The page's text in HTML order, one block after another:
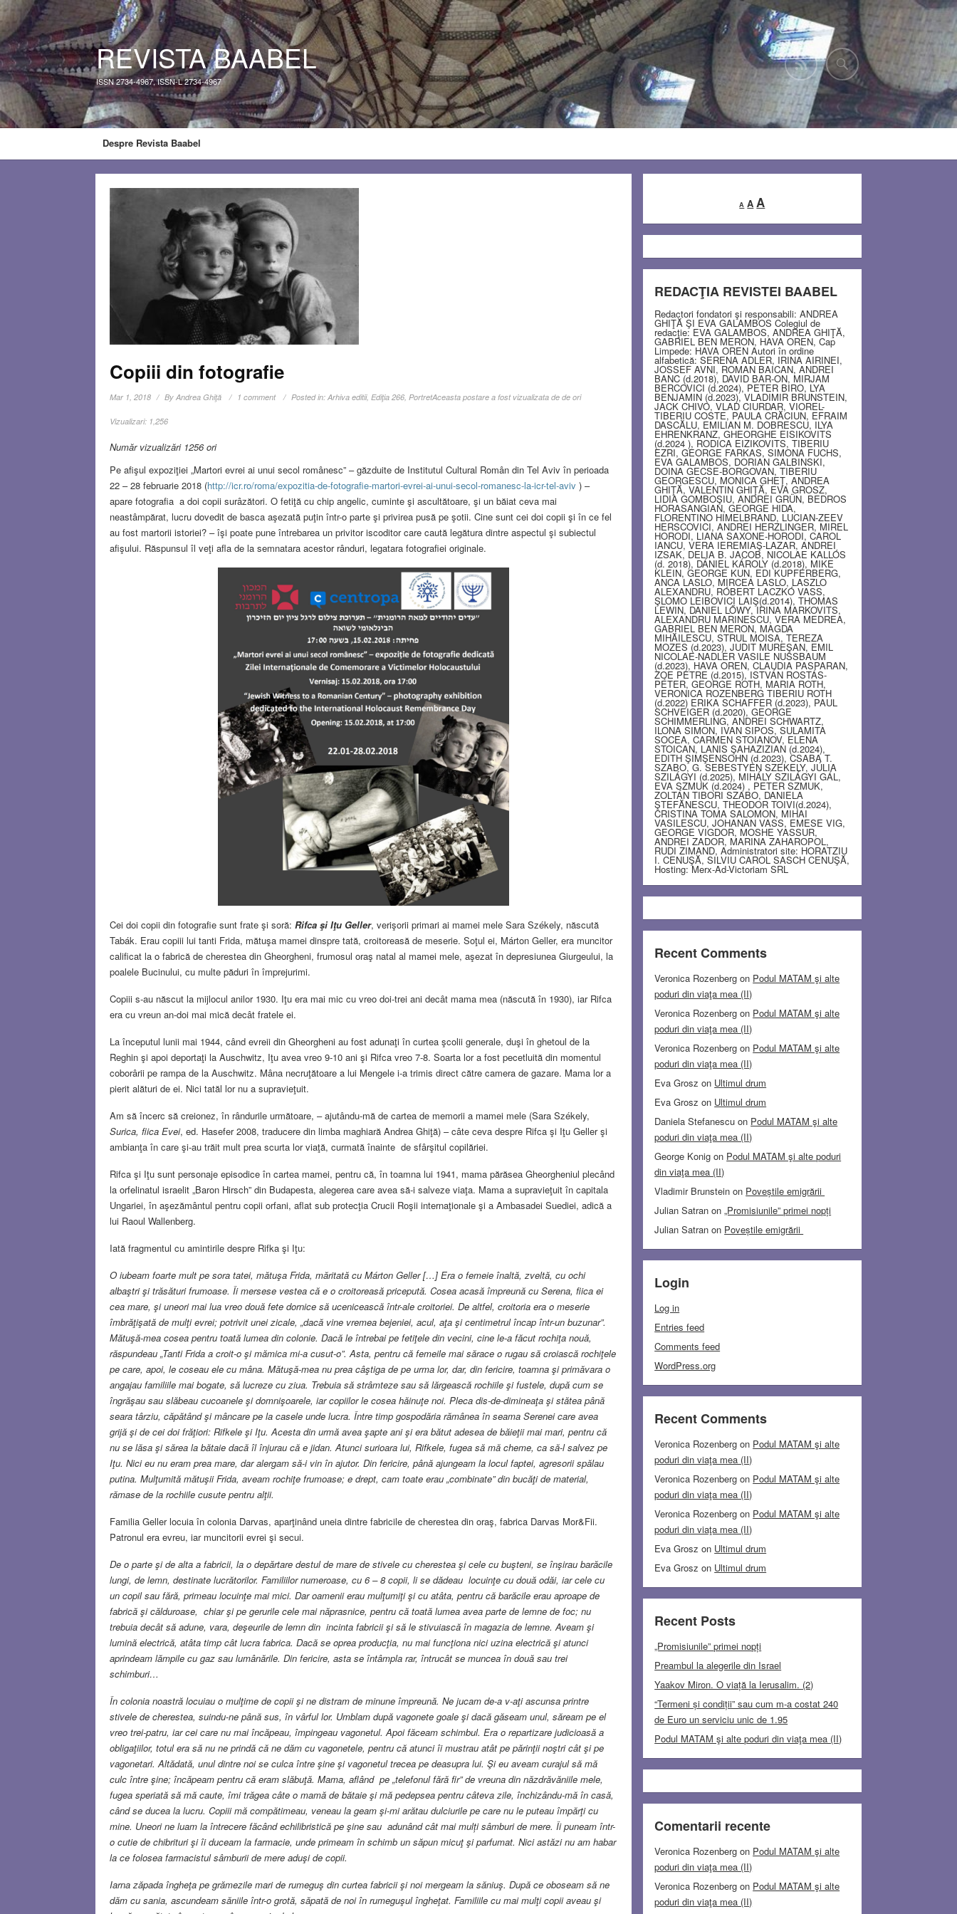
REVISTA BAABEL
ISSN 2734-4967, ISSN-L 2734-4967
Despre Revista Baabel
Copiii din fotografie
Mar 1, 2018 ByAndrea Ghiţă 1 comment Posted in:Arhiva editii,Ediţia 266,PortretAceasta postare a fost vizualizata de de ori
Vizualizari: 1,256
Număr vizualizări 1256 ori
Pe afişul expoziţiei „Martori evrei ai unui secol românesc” – găzduite de Institutul Cultural Român din Tel Aviv în perioada
22 – 28 februarie 2018 (http://icr.ro/roma/expozitia-de-fotografie-martori-evrei-ai-unui-secol-romanesc-la-icr-tel-aviv ) –
apare fotografia a doi copii surâzători. O fetiţă cu chip angelic, cuminte şi ascultătoare, şi un băiat ceva mai
neastâmpărat, lucru dovedit de basca aşezată puţin într-o parte şi privirea pusă pe şotii. Cine sunt cei doi copii şi în ce fel
au fost martorii istoriei? – îşi poate pune întrebarea un privitor iscoditor care caută legătura dintre aspectul şi subiectul
afişului. Răspunsul îl veţi afla de la semnatara acestor rânduri, legatara fotografiei originale.
Cei doi copii din fotografie sunt frate şi soră:Rifca şi Iţu Geller, verişorii primari ai mamei mele Sara Székely, născută
Tabák. Erau copiii lui tanti Frida, mătuşa mamei dinspre tată, croitoreasă de meserie. Soţul ei, Márton Geller, era muncitor
calificat la o fabrică de cherestea din Gheorgheni, frumosul oraş natal al mamei mele, aşezat în depresiunea Giurgeului, la
poalele Bucinului, cu multe păduri în împrejurimi.
Copiii s-au născut la mijlocul anilor 1930. Iţu era mai mic cu vreo doi-trei ani decât mama mea (născută în 1930), iar Rifca
era cu vreun an-doi mai mică decât fratele ei.
La începutul lunii mai 1944, când evreii din Gheorgheni au fost adunaţi în curtea şcolii generale, duşi în ghetoul de la
Reghin şi apoi deportaţi la Auschwitz, Iţu avea vreo 9-10 ani şi Rifca vreo 7-8. Soarta lor a fost pecetluită din momentul
coborârii pe rampa de la Auschwitz. Mâna necruţătoare a lui Mengele i-a trimis direct către camera de gazare. Mama lor a
pierit alături de ei. Nici tatăl lor nu a supravieţuit.
Am să încerc să creionez, în rândurile următoare, – ajutându-mă de cartea de memorii a mamei mele (Sara Székely,
Surica, fiica Evei, ed. Hasefer 2008, traducere din limba maghiară Andrea Ghiţă) – câte ceva despre Rifca şi Iţu Geller şi
ambianţa în care şi-au trăit mult prea scurta lor viaţă, curmată înainte de sfârşitul copilăriei.
Rifca şi Iţu sunt personaje episodice în cartea mamei, pentru că, în toamna lui 1941, mama părăsea Gheorgheniul plecând
la orfelinatul israelit „Baron Hirsch” din Budapesta, alegerea care avea să-i salveze viaţa. Mama a supravieţuit în capitala
Ungariei, în aşezământul pentru copii orfani, aflat sub protecţia Crucii Roşii internaţionale şi a Ambasadei Suediei, adică a
lui Raoul Wallenberg.
Iată fragmentul cu amintirile despre Rifka şi Iţu:
O iubeam foarte mult pe sora tatei, mătuşa Frida, măritată cu Márton Geller […] Era o femeie înaltă, zveltă, cu ochi
albaştri şi trăsături frumoase. Îi mersese vestea că e o croitoreasă pricepută. Cosea acasă împreună cu Serena, fiica ei
cea mare, şi uneori mai lua vreo două fete dornice să ucenicească într-ale croitoriei. De altfel, croitoria era o meserie
îmbrăţişată de mulţi evrei; potrivit unei zicale, „dacă vine vremea bejeniei, acul, aţa şi centimetrul încap într-un buzunar”.
Mătuşă-mea cosea pentru toată lumea din colonie. Dacă le întrebai pe fetiţele din vecini, cine le-a făcut rochiţa nouă,
răspundeau „Tanti Frida a croit-o şi mămica mi-a cusut-o”. Asta, pentru că femeile mai sărace o rugau să croiască rochiţele
pe care, apoi, le coseau ele cu mâna. Mătuşă-mea nu prea câştiga de pe urma lor, dar, din fericire, toamna şi primăvara o
angajau familiile mai bogate, să lucreze cu ziua. Trebuia să strâmteze sau să lărgească rochiile şi fustele, după cum se
îngrăşau sau slăbeau cucoanele şi domnişoarele, iar copiilor le cosea hăinuţe noi. Pleca dis-de-dimineaţa şi stătea până
seara târziu, căpătând şi mâncare pe la casele unde lucra. Între timp gospodăria rămânea în seama Serenei care avea
grijă şi de cei doi frăţiori: Rifkele şi Iţu. Acesta din urmă avea şapte ani şi era bătut adesea de băieţii mai mari, pentru că
nu se lăsa şi sărea la bătaie dacă îl înjurau că e jidan. Atunci surioara lui, Rifkele, fugea să mă cheme, ca să-l salvez pe
Iţu. Nici eu nu eram prea mare, dar alergam să-i vin în ajutor. Din fericire, până ajungeam la locul faptei, agresorii spălau
putina. Mulţumită mătuşii Frida, aveam rochiţe frumoase; e drept, cam toate erau „combinate” din bucăţi de material,
rămase de la rochiile cusute pentru alţii.
Familia Geller locuia în colonia Darvas, aparţinând uneia dintre fabricile de cherestea din oraş, fabrica Darvas Mor&Fii.
Patronul era evreu, iar muncitorii evrei şi secui.
De o parte şi de alta a fabricii, la o depărtare destul de mare de stivele cu cherestea şi cele cu buşteni, se înşirau barăcile
lungi, de lemn, destinate lucrătorilor. Familiilor numeroase, cu 6 – 8 copii, li se dădeau locuinţe cu două odăi, iar cele cu
un copil sau fără, primeau locuinţe mai mici. Dar oamenii erau mulţumiţi şi cu atâta, pentru că barăcile erau aproape de
fabrică şi călduroase, chiar şi pe gerurile cele mai năprasnice, pentru că toată lumea avea parte de lemne de foc; nu
trebuia decât să adune, vara, deşeurile de lemn din incinta fabricii şi să le stivuiască în magazia de lemne. Aveam şi
lumină electrică, atâta timp cât lucra fabrica. Dacă se oprea producţia, nu mai funcţiona nici uzina electrică şi atunci
aprindeam lămpile cu gaz sau lumânările. Din fericire, asta se întâmpla rar, întrucât se muncea în două sau trei
schimburi…
În colonia noastră locuiau o mulţime de copii şi ne distram de minune împreună. Ne jucam de-a v-aţi ascunsa printre
stivele de cherestea, suindu-ne până sus, în vârful lor. Umblam după vagonete goale şi dacă găseam unul, săream pe el
vreo trei-patru, iar cei care nu mai încăpeau, împingeau vagonetul. Apoi făceam schimbul. Era o repartizare judicioasă a
obligaţiilor, totul era să nu ne prindă că ne dăm cu vagonetele, pentru că atunci îi mustrau atât pe părinţii noştri cât şi pe
vagonetari. Altădată, unul dintre noi se culca între şine şi vagonetul trecea pe deasupra lui. Şi eu aveam curajul să mă
culc între şine; încăpeam pentru că eram slăbuţă. Mama, aflând pe „telefonul fără fir” de vreuna din năzdrăvăniile mele,
fugea speriată să mă caute, îmi trăgea câte o mamă de bătaie şi mă pedepsea pentru câteva zile, închizându-mă în casă,
când se ducea la lucru. Copiii mă compătimeau, veneau la geam şi-mi arătau dulciurile pe care nu le puteau împărţi cu
mine. Uneori ne luam la întrecere făcând echilibristică pe şine sau adunând cât mai mulți sâmburi de mere. Îi puneam într-
o cutie de chibrituri şi îi duceam la farmacie, unde primeam în schimb un săpun micuţ şi parfumat. Nici astăzi nu am habar
la ce folosea farmacistul sâmburii de mere aduşi de copii.
Iarna zăpada îngheţa pe grămezile mari de rumeguş din curtea fabricii şi noi mergeam la săniuş. După ce oboseam să ne
dăm cu sania, ascundeam săniile într-o grotă, săpată de noi în rumeguşul îngheţat. Familiile cu mai mulţi copii aveau şi
A
Decrease
font
A Reset
AIncrease
font
REDACŢIA REVISTEI BAABEL
Redactori fondatori şi responsabili: ANDREA
GHIŢĂ ŞI EVA GALAMBOS Colegiul de
redacţie: EVA GALAMBOS, ANDREA GHIŢĂ,
GABRIEL BEN MERON, HAVA OREN, Cap
Limpede: HAVA OREN Autori în ordine
alfabetică: SERENA ADLER, IRINA AIRINEI,
JOSSEF AVNI, ROMAN BAICAN, ANDREI
BANC (d.2018), DAVID BAR-ON, MIRJAM
BERCOVICI (d.2024), PETER BIRO, LYA
BENJAMIN (d.2023), VLADIMIR BRUNSTEIN,
JACK CHIVO, VLAD CIURDAR, VIOREL-
TIBERIU COSTE, PAULA CRĂCIUN, EFRAIM
DASCĂLU, EMILIAN M. DOBRESCU, ILYA
EHRENKRANZ, GHEORGHE EISIKOVITS
(d.2024 ), RODICA EIZIKOVITS, TIBERIU
EZRI, GEORGE FARKAS, SIMONA FUCHS,
EVA GALAMBOS, DORIAN GALBINSKI,
DOINA GECSE-BORGOVAN, TIBERIU
GEORGESCU, MONICA GHEŢ, ANDREA
GHIŢĂ, VALENTIN GHIŢĂ, EVA GROSZ,
LIDIA GOMBOŞIU, ANDREI GRÜN, BEDROS
HORASANGIAN, GEORGE HIDA,
FLORENTINO HIMELBRAND, LUCIAN-ZEEV
HERSCOVICI, ANDREI HERZLINGER, MIREL
HORODI, LIANA SAXONE-HORODI, CAROL
IANCU, VERA IEREMIAŞ-LAZAR, ANDREI
IZSAK, DELIA B. JACOB, NICOLAE KALLÓS
(d. 2018), DÁNIEL KÁROLY (d.2018), MIKE
KLEIN, GEORGE KUN, EDI KUPFERBERG,
ANCA LASLO, MIRCEA LASLO, LASZLO
ALEXANDRU, RÓBERT LACZKÓ VASS,
ŞLOMO LEIBOVICI LAIŞ(d.2014), THOMAS
LEWIN, DANIEL LŐWY, IRINA MARKOVITS,
ALEXANDRU MARINESCU, VERA MEDREA,
GABRIEL BEN MERON, MAGDA
MIHĂILESCU, STRUL MOISA, TEREZA
MOZES (d.2023), JUDIT MUREŞAN, EMIL
NICOLAE-NADLER VASILE NUSSBAUM
(d.2023), HAVA OREN, CLAUDIA PASPARAN,
ZOE PETRE (d.2015), ISTVÁN ROSTÁS-
PÉTER, GEORGE ROTH, MARIA ROTH,
VERONICA ROZENBERG TIBERIU ROTH
(d.2022) ERIKA SCHAFFER (d.2023), PAUL
SCHVEIGER (d.2020), GEORGE
SCHIMMERLING, ANDREI SCHWARTZ,
ILONA SIMON, IVAN SIPOS, SULAMITA
SOCEA, CARMEN STOIANOV, ELENA
STOICAN, LANIS ŞAHAZIZIAN (d.2024),
EDITH ŞIMŞENSOHN (d.2023), CSABA T.
SZABO, G. SEBESTYEN SZEKELY, JÚLIA
SZILÁGYI (d.2025), MIHÁLY SZILÁGYI GÁL,
EVA SZMUK (d.2024) , PETER SZMUK,
ZOLTÁN TIBORI SZABO, DANIELA
ŞTEFĂNESCU, THEODOR TOIVI(d.2024),
CRISTINA TOMA SALOMON, MIHAI
VASILESCU, JOHANAN VASS, EMESE VIG,
GEORGE VIGDOR, MOSHE YASSUR,
ANDREI ZADOR, MARINA ZAHAROPOL,
RUDI ZIMAND, Administratori site: HORATZIU
I. CENUŞĂ, SILVIU CAROL SASCH CENUŞĂ,
Hosting: Merx-Ad-Victoriam SRL
Recent Comments
Veronica Rozenberg on Podul MATAM şi alte
poduri din viaţa mea (II)
Veronica Rozenberg on Podul MATAM şi alte
poduri din viaţa mea (II)
Veronica Rozenberg on Podul MATAM şi alte
poduri din viaţa mea (II)
Eva Grosz on Ultimul drum
Eva Grosz on Ultimul drum
Daniela Stefanescu on Podul MATAM şi alte
poduri din viaţa mea (II)
George Konig on Podul MATAM şi alte poduri
din viaţa mea (II)
Vladimir Brunstein on Poveștile emigrării
Julian Satran on„Promisiunile” primei nopți
Julian Satran on Poveștile emigrării
Login
Log in
Entries feed
Comments feed
WordPress.org
Recent Comments
Veronica Rozenberg on Podul MATAM şi alte
poduri din viaţa mea (II)
Veronica Rozenberg on Podul MATAM şi alte
poduri din viaţa mea (II)
Veronica Rozenberg on Podul MATAM şi alte
poduri din viaţa mea (II)
Eva Grosz on Ultimul drum
Eva Grosz on Ultimul drum
Recent Posts
„Promisiunile” primei nopți
Preambul la alegerile din Israel
Yaakov Miron. O viață la Ierusalim. (2)
“Termeni și condiții” sau cum m-a costat 240
de Euro un serviciu unic de 1.95
Podul MATAM şi alte poduri din viaţa mea (II)
Comentarii recente
Veronica Rozenberg on Podul MATAM şi alte
poduri din viaţa mea (II)
Veronica Rozenberg on Podul MATAM şi alte
poduri din viaţa mea (II)